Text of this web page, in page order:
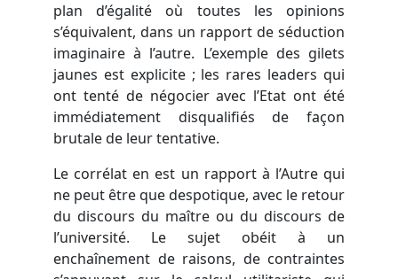
plan d’égalité où toutes les opinions
s’équivalent, dans un rapport de séduction
imaginaire à l’autre. L’exemple des gilets
jaunes est explicite ; les rares leaders qui
ont tenté de négocier avec l’Etat ont été
immédiatement disqualifiés de façon
brutale de leur tentative.
Le corrélat en est un rapport à l’Autre qui
ne peut être que despotique, avec le retour
du discours du maître ou du discours de
l’université. Le sujet obéit à un
enchaînement de raisons, de contraintes